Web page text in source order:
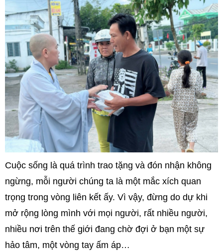
Cuộc sống là quá trình trao tặng và đón nhận không
ngừng, mỗi người chúng ta là một mắc xích quan
trọng trong vòng liên kết ấy. Vì vậy, đừng do dự khi
mở rộng lòng mình với mọi người, rất nhiều người,
nhiều nơi trên thế giới đang chờ đợi ở bạn một sự
hảo tâm, một vòng tay ấm áp…